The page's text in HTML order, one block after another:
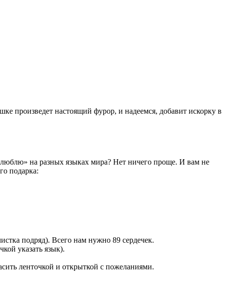
произведет настоящий фурор, и надеемся, добавит искорку в
люблю» на разных языках мира? Нет ничего проще. И вам не
подарка:
подряд). Всего нам нужно 89 сердечек.
указать язык).
ленточкой и открыткой с пожеланиями.